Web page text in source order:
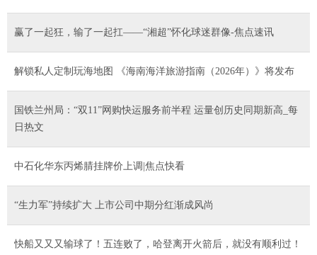
​赢了一起狂，输了一起扛——“湘超”怀化球迷群像-焦点速讯
解锁私人定制玩海地图 《海南海洋旅游指南（2026年）》将发布
国铁兰州局：“双11”网购快运服务前半程 运量创历史同期新高_每
日热文
中石化华东丙烯腈挂牌价上调|焦点快看
“生力军”持续扩大 上市公司中期分红渐成风尚
快船又又又输球了！五连败了，哈登离开火箭后，就没有顺利过！